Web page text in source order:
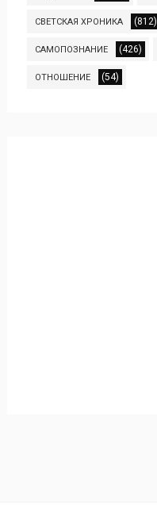
СВЕТСКАЯ ХРОНИКА (812)
САМОПОЗНАНИЕ (426)
ОТНОШЕНИЕ (54)